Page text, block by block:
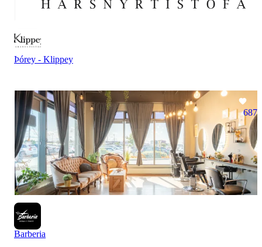
Þórey - Klippey
687
Barberia